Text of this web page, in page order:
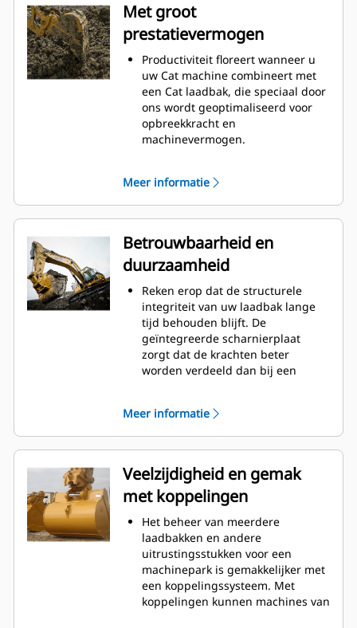
Met groot
prestatievermogen
Productiviteit floreert wanneer u
uw Cat machine combineert met
een Cat laadbak, die speciaal door
ons wordt geoptimaliseerd voor
opbreekkracht en
machinevermogen.
materiaalstroom in de laadbak. De
extra ruimte voor de hiel zorgt
ervoor dat de bodem van de
laadbak niet blijft slepen,
waardoor de onderhoudskosten
worden verminderd.
Het brandstofverbruik is het
hoogst tijdens het graven. Cat-
laadbakken zijn ontworpen om
snel door materiaal te snijden en
de algehele operationele
efficiëntie van uw machine te
verbeteren.
tijd. De vorm van de laadbak en de
Meer informatie
Betrouwbaarheid en
duurzaamheid
Reken erop dat de structurele
integriteit van uw laadbak lange
tijd behouden blijft. De
geïntegreerde scharnierplaat
zorgt dat de krachten beter
worden verdeeld dan bij een
van schuurbestendig staal met
hoge sterkte, vooral bij
componenten die blootstaan aan
overmatige slijtage.
Bescherm de belangrijkste
gedeelten van uw laadbak die het
meest blootstaan aan slijtage met
Cat® graafgereedschap (GET:
Ground Engaging Tools).
Hogere productie in veeleisende
toepassingen, betere penetratie in
bergen en snellere cyclustijden
met Cat ®Advansys™ -
Meer informatie
Veelzijdigheid en gemak
met koppelingen
Het beheer van meerdere
laadbakken en andere
uitrustingsstukken voor een
machinepark is gemakkelijker met
een koppelingssysteem. Met
koppelingen kunnen machines van